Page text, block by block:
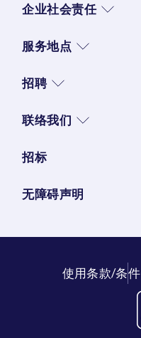
企业社会责任
服务地点
招聘
联络我们
招标
无障碍声明
使用条款/条件